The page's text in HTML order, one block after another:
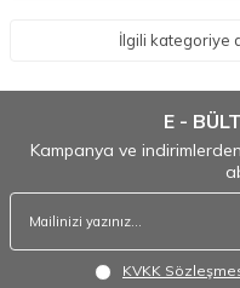
İlgili kategoriye
E -
Kampanya ve
KVKK